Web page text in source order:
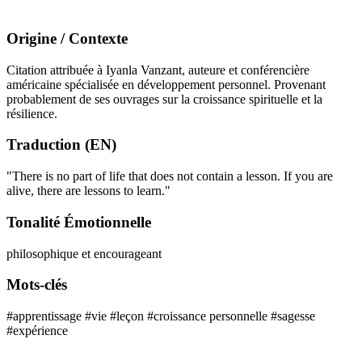
Origine / Contexte
Citation attribuée à Iyanla Vanzant, auteure et conférencière
américaine spécialisée en développement personnel. Provenant
probablement de ses ouvrages sur la croissance spirituelle et la
résilience.
Traduction (EN)
"There is no part of life that does not contain a lesson. If you are
alive, there are lessons to learn."
Tonalité Émotionnelle
philosophique et encourageant
Mots-clés
#apprentissage #vie #leçon #croissance personnelle #sagesse
#expérience